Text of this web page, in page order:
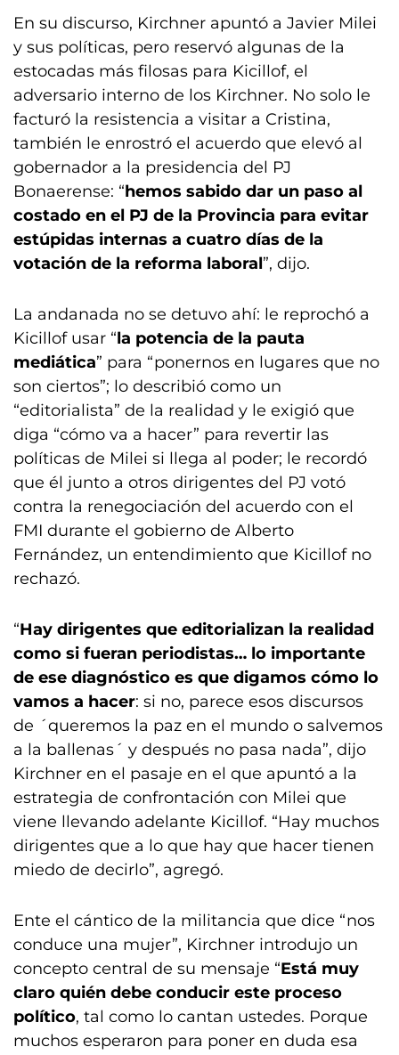
En su discurso, Kirchner apuntó a Javier Milei
y sus políticas, pero reservó algunas de la
estocadas más filosas para Kicillof, el
adversario interno de los Kirchner. No solo le
facturó la resistencia a visitar a Cristina,
también le enrostró el acuerdo que elevó al
gobernador a la presidencia del PJ
Bonaerense: “hemos sabido dar un paso al
costado en el PJ de la Provincia para evitar
estúpidas internas a cuatro días de la
votación de la reforma laboral”, dijo.
La andanada no se detuvo ahí: le reprochó a
Kicillof usar “la potencia de la pauta
mediática” para “ponernos en lugares que no
son ciertos”; lo describió como un
“editorialista” de la realidad y le exigió que
diga “cómo va a hacer” para revertir las
políticas de Milei si llega al poder; le recordó
que él junto a otros dirigentes del PJ votó
contra la renegociación del acuerdo con el
FMI durante el gobierno de Alberto
Fernández, un entendimiento que Kicillof no
rechazó.
“Hay dirigentes que editorializan la realidad
como si fueran periodistas… lo importante
de ese diagnóstico es que digamos cómo lo
vamos a hacer: si no, parece esos discursos
de ´queremos la paz en el mundo o salvemos
a la ballenas´ y después no pasa nada”, dijo
Kirchner en el pasaje en el que apuntó a la
estrategia de confrontación con Milei que
viene llevando adelante Kicillof. “Hay muchos
dirigentes que a lo que hay que hacer tienen
miedo de decirlo”, agregó.
Ente el cántico de la militancia que dice “nos
conduce una mujer”, Kirchner introdujo un
concepto central de su mensaje “Está muy
claro quién debe conducir este proceso
político, tal como lo cantan ustedes. Porque
muchos esperaron para poner en duda esa